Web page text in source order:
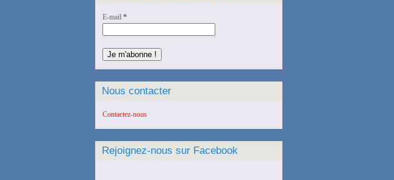
E-mail *
Nous contacter
Contactez-nous
Rejoignez-nous sur Facebook